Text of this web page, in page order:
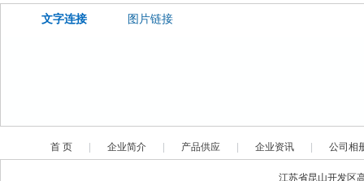
文字连接 图片链接
首 页 企业简介 产品供应 企业资讯 公司相
江苏省昆山开发区